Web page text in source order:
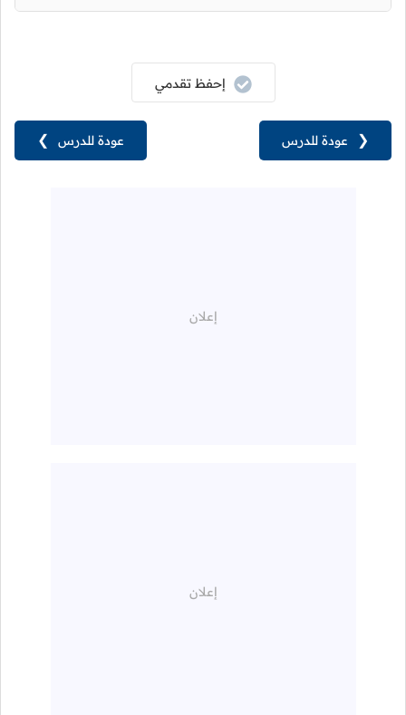
عودة للدرس ❯
إحفظ تقدمي
❮ عودة للدرس